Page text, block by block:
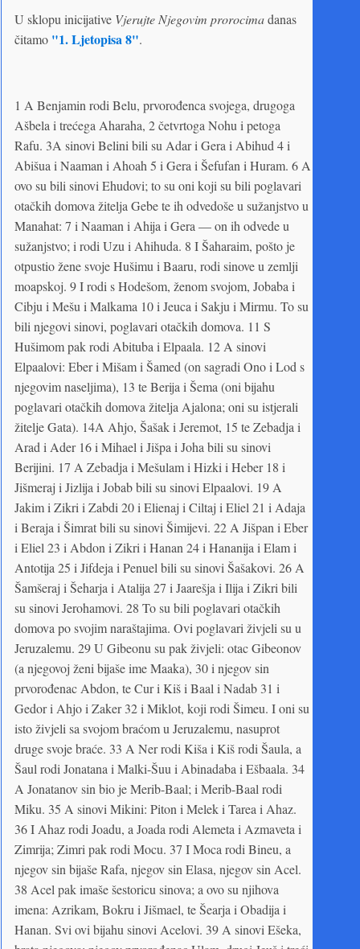
U sklopu inicijative Vjerujte Njegovim prorocimadanas
čitamo "1. Ljetopisa 8".
1 A Benjamin rodi Belu, prvorođenca svojega, drugoga
Ašbela i trećega Aharaha, 2 četvrtoga Nohu i petoga
Rafu. 3A sinovi Belini bili su Adar i Gera i Abihud 4 i
Abišua i Naaman i Ahoah 5 i Gera i Šefufan i Huram. 6 A
ovo su bili sinovi Ehudovi; to su oni koji su bili poglavari
otačkih domova žitelja Gebe te ih odvedoše u sužanjstvo u
Manahat: 7 i Naaman i Ahija i Gera — on ih odvede u
sužanjstvo; i rodi Uzu i Ahihuda. 8 I Šaharaim, pošto je
otpustio žene svoje Hušimu i Baaru, rodi sinove u zemlji
moapskoj. 9 I rodi s Hodešom, ženom svojom, Jobaba i
Cibju i Mešu i Malkama 10 i Jeuca i Sakju i Mirmu. To su
bili njegovi sinovi, poglavari otačkih domova. 11 S
Hušimom pak rodi Abituba i Elpaala. 12 A sinovi
Elpaalovi: Eber i Mišam i Šamed (on sagradi Ono i Lod s
njegovim naseljima), 13 te Berija i Šema (oni bijahu
poglavari otačkih domova žitelja Ajalona; oni su istjerali
žitelje Gata). 14A Ahjo, Šašak i Jeremot, 15 te Zebadja i
Arad i Ader 16 i Mihael i Jišpa i Joha bili su sinovi
Berijini. 17 A Zebadja i Mešulam i Hizki i Heber 18 i
Jišmeraj i Jizlija i Jobab bili su sinovi Elpaalovi. 19 A
Jakim i Zikri i Zabdi 20 i Elienaj i Ciltaj i Eliel 21 i Adaja
i Beraja i Šimrat bili su sinovi Šimijevi. 22 A Jišpan i Eber
i Eliel 23 i Abdon i Zikri i Hanan 24 i Hananija i Elam i
Antotija 25 i Jifdeja i Penuel bili su sinovi Šašakovi. 26 A
Šamšeraj i Šeharja i Atalija 27 i Jaarešja i Ilija i Zikri bili
su sinovi Jerohamovi. 28 To su bili poglavari otačkih
domova po svojim naraštajima. Ovi poglavari živjeli su u
Jeruzalemu. 29 U Gibeonu su pak živjeli: otac Gibeonov
(a njegovoj ženi bijaše ime Maaka), 30 i njegov sin
prvorođenac Abdon, te Cur i Kiš i Baal i Nadab 31 i
Gedor i Ahjo i Zaker 32 i Miklot, koji rodi Šimeu. I oni su
isto živjeli sa svojom braćom u Jeruzalemu, nasuprot
druge svoje braće. 33 A Ner rodi Kiša i Kiš rodi Šaula, a
Šaul rodi Jonatana i Malki-Šuu i Abinadaba i Ešbaala. 34
A Jonatanov sin bio je Merib-Baal; i Merib-Baal rodi
Miku. 35 A sinovi Mikini: Piton i Melek i Tarea i Ahaz.
36 I Ahaz rodi Joadu, a Joada rodi Alemeta i Azmaveta i
Zimrija; Zimri pak rodi Mocu. 37 I Moca rodi Bineu, a
njegov sin bijaše Rafa, njegov sin Elasa, njegov sin Acel.
38 Acel pak imaše šestoricu sinova; a ovo su njihova
imena: Azrikam, Bokru i Jišmael, te Šearja i Obadija i
Hanan. Svi ovi bijahu sinovi Acelovi. 39 A sinovi Ešeka,